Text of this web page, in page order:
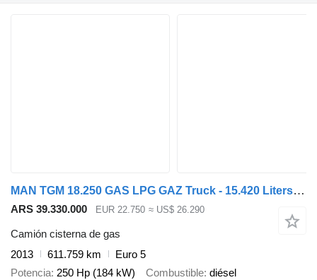
MAN TGM 18.250 GAS LPG GAZ Truck - 15.420 Liters - Complete all mete
ARS 39.330.000 EUR 22.750 ≈ US$ 26.290
Camión cisterna de gas
2013
611.759 km
Euro 5
Potencia 250 Hp (184 kW) Combustible diésel